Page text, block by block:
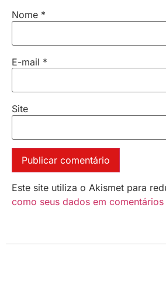
Nome *
E-mail *
Site
Este site utiliza o Akismet para
como seus dados em